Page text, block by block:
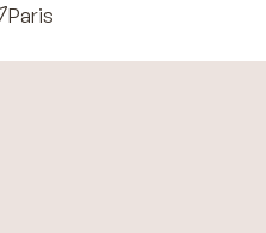
Paris